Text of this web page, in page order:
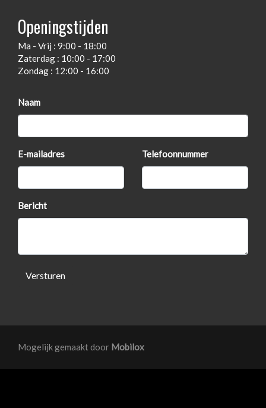
Stuur verstelbaar
Stuurbekrachtiging
Voorstoelen in hoogte verstelbaar
Buitenspiegels elektrisch verstel- en verwarmbaar
Buitenspiegels in carrosseriekleur
Bumpers in carrosseriekleur
Centrale vergrendeling met afstandsbediening
Mistlampen voor
Openingstijden
Ma - Vrij : 9:00 - 18:00
Zaterdag : 10:00 - 17:00
Zondag : 12:00 - 16:00
Naam
E-mailadres Telefoonnummer
Bericht
Versturen
Mogelijk gemaakt door Mobilox